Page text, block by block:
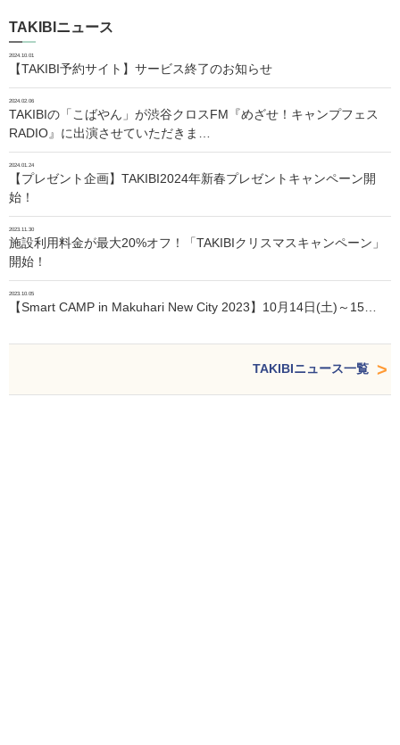
TAKIBIニュース
2024.10.01
【TAKIBI予約サイト】サービス終了のお知らせ
2024.02.06
TAKIBIの「こばやん」が渋谷クロスFM『めざせ！キャンプフェス
RADIO』に出演させていただきま…
2024.01.24
【プレゼント企画】TAKIBI2024年新春プレゼントキャンペーン開
始！
2023.11.30
施設利用料金が最大20%オフ！「TAKIBIクリスマスキャンペーン」
開始！
2023.10.05
【Smart CAMP in Makuhari New City 2023】10月14日(土)～15…
TAKIBIニュース一覧